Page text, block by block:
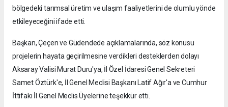
bölgedeki tarımsal üretim ve ulaşım faaliyetlerini de olumlu yönde
etkileyeceğini ifade etti.
Başkan, Çeçen ve Güdendede açıklamalarında, söz konusu
projelerin hayata geçirilmesine verdikleri desteklerden dolayı
Aksaray Valisi Murat Duru'ya, İl Özel İdaresi Genel Sekreteri
Samet Öztürk'e, İl Genel Meclisi Başkanı Latif Ağır'a ve Cumhur
İttifakı İl Genel Meclis Üyelerine teşekkür etti.